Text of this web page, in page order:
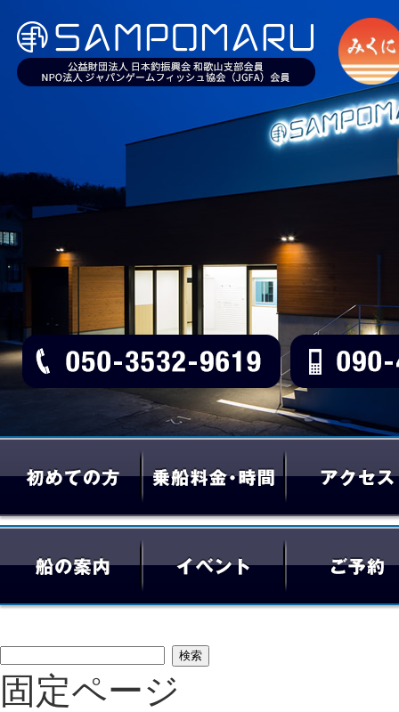
検
索:
固定ページ